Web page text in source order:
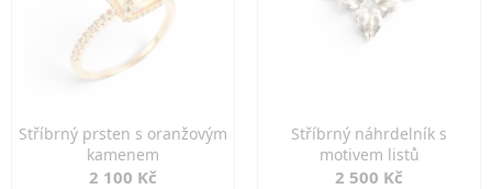
Stříbrný prsten s oranžovým
kamenem
2 100 Kč
Stříbrný náhrdelník s
motivem listů
2 500 Kč